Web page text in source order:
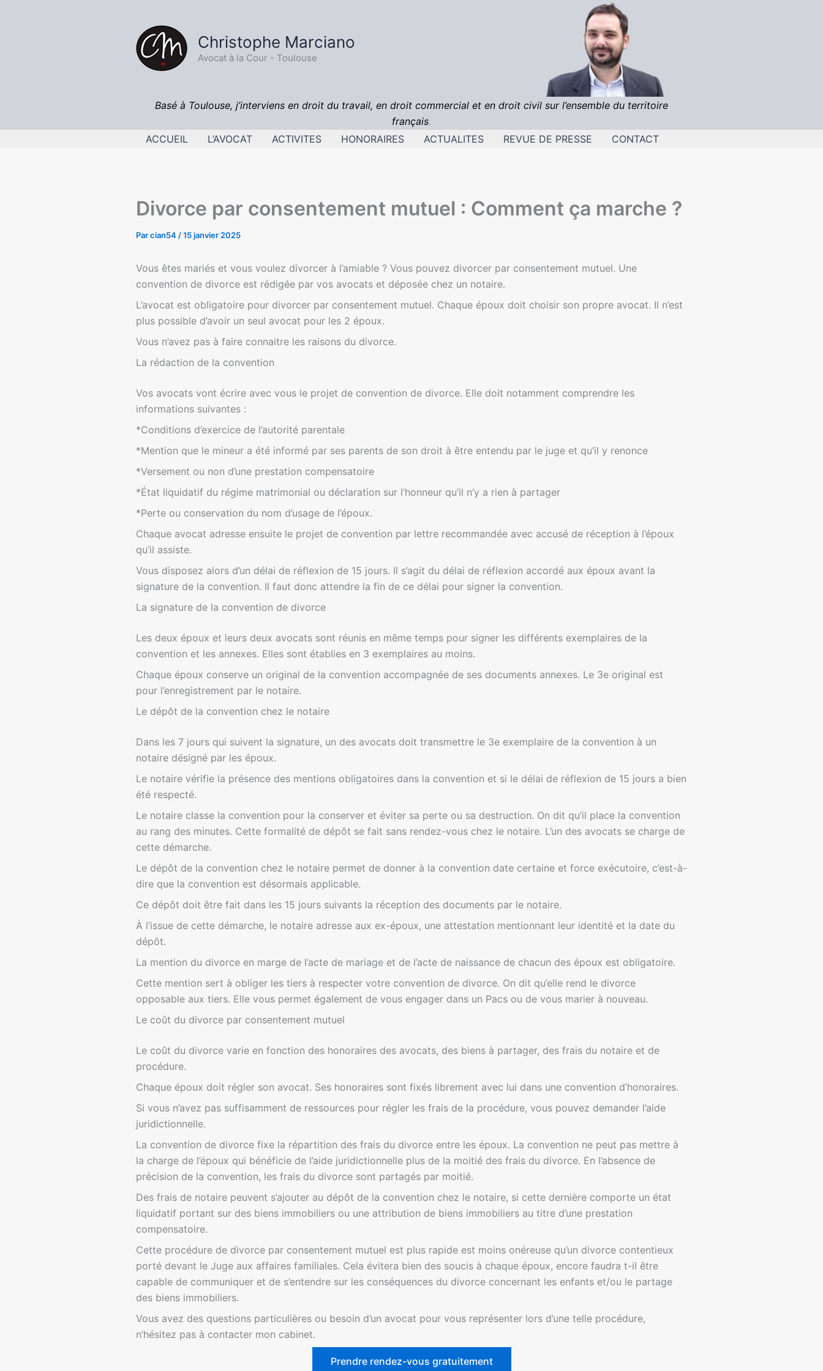
Christophe Marciano
Avocat à la Cour - Toulouse
Basé à Toulouse, j’interviens en droit du travail, en droit commercial et en droit civil sur l’ensemble du territoire
français.
ACCUEIL
L’AVOCAT ACTIVITES HONORAIRES ACTUALITES REVUE DE PRESSE CONTACT
Divorce par consentement mutuel : Comment ça marche ?
Parcian54 /15 janvier 2025
Vous êtes mariés et vous voulez divorcer à l’amiable ? Vous pouvez divorcer par consentement mutuel. Une
convention de divorce est rédigée par vos avocats et déposée chez un notaire.
L’avocat est obligatoire pour divorcer par consentement mutuel. Chaque époux doit choisir son propre avocat. Il n’est
plus possible d’avoir un seul avocat pour les 2 époux.
Vous n’avez pas à faire connaitre les raisons du divorce.
La rédaction de la convention
Vos avocats vont écrire avec vous le projet de convention de divorce. Elle doit notamment comprendre les
informations suivantes :
*Conditions d’exercice de l’autorité parentale
*Mention que le mineur a été informé par ses parents de son droit à être entendu par le juge et qu’il y renonce
*Versement ou non d’une prestation compensatoire
*État liquidatif du régime matrimonial ou déclaration sur l’honneur qu’il n’y a rien à partager
*Perte ou conservation du nom d’usage de l’époux.
Chaque avocat adresse ensuite le projet de convention par lettre recommandée avec accusé de réception à l’époux
qu’il assiste.
Vous disposez alors d’un délai de réflexion de 15 jours. Il s’agit du délai de réflexion accordé aux époux avant la
signature de la convention. Il faut donc attendre la fin de ce délai pour signer la convention.
La signature de la convention de divorce
Les deux époux et leurs deux avocats sont réunis en même temps pour signer les différents exemplaires de la
convention et les annexes. Elles sont établies en 3 exemplaires au moins.
Chaque époux conserve un original de la convention accompagnée de ses documents annexes. Le 3e original est
pour l’enregistrement par le notaire.
Le dépôt de la convention chez le notaire
Dans les 7 jours qui suivent la signature, un des avocats doit transmettre le 3e exemplaire de la convention à un
notaire désigné par les époux.
Le notaire vérifie la présence des mentions obligatoires dans la convention et si le délai de réflexion de 15 jours a bien
été respecté.
Le notaire classe la convention pour la conserver et éviter sa perte ou sa destruction. On dit qu’il place la convention
au rang des minutes. Cette formalité de dépôt se fait sans rendez-vous chez le notaire. L’un des avocats se charge de
cette démarche.
Le dépôt de la convention chez le notaire permet de donner à la convention date certaine et force exécutoire, c’est-à-
dire que la convention est désormais applicable.
Ce dépôt doit être fait dans les 15 jours suivants la réception des documents par le notaire.
À l’issue de cette démarche, le notaire adresse aux ex-époux, une attestation mentionnant leur identité et la date du
dépôt.
La mention du divorce en marge de l’acte de mariage et de l’acte de naissance de chacun des époux est obligatoire.
Cette mention sert à obliger les tiers à respecter votre convention de divorce. On dit qu’elle rend le divorce
opposable aux tiers. Elle vous permet également de vous engager dans un Pacs ou de vous marier à nouveau.
Le coût du divorce par consentement mutuel
Le coût du divorce varie en fonction des honoraires des avocats, des biens à partager, des frais du notaire et de
procédure.
Chaque époux doit régler son avocat. Ses honoraires sont fixés librement avec lui dans une convention d’honoraires.
Si vous n’avez pas suffisamment de ressources pour régler les frais de la procédure, vous pouvez demander l’aide
juridictionnelle.
La convention de divorce fixe la répartition des frais du divorce entre les époux. La convention ne peut pas mettre à
la charge de l’époux qui bénéficie de l’aide juridictionnelle plus de la moitié des frais du divorce. En l’absence de
précision de la convention, les frais du divorce sont partagés par moitié.
Des frais de notaire peuvent s’ajouter au dépôt de la convention chez le notaire, si cette dernière comporte un état
liquidatif portant sur des biens immobiliers ou une attribution de biens immobiliers au titre d’une prestation
compensatoire.
Cette procédure de divorce par consentement mutuel est plus rapide est moins onéreuse qu’un divorce contentieux
porté devant le Juge aux affaires familiales. Cela évitera bien des soucis à chaque époux, encore faudra t-il être
capable de communiquer et de s’entendre sur les conséquences du divorce concernant les enfants et/ou le partage
des biens immobiliers.
Vous avez des questions particulières ou besoin d’un avocat pour vous représenter lors d’une telle procédure,
n’hésitez pas à contacter mon cabinet.
Prendre rendez-vous gratuitement